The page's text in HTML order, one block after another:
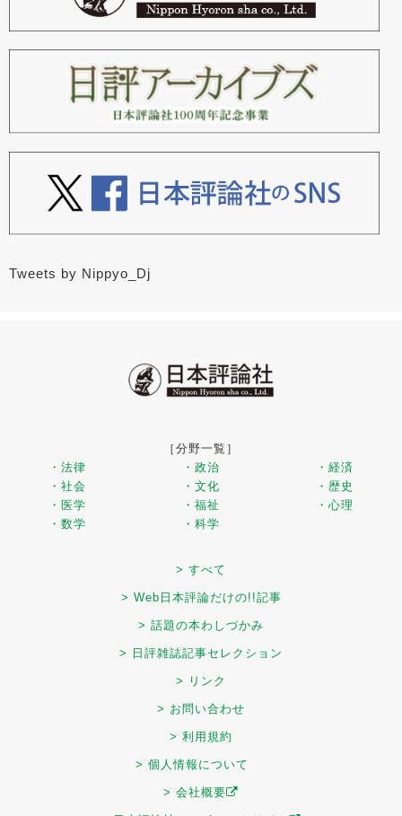
Tweets by Nippyo_Dj
［分野一覧］
・法律
・政治
・経済
・社会
・文化
・歴史
・医学
・福祉
・心理
・数学
・科学
> すべて
> Web日本評論だけの!!記事
> 話題の本わしづかみ
> 日評雑誌記事セレクション
> リンク
> お問い合わせ
> 利用規約
> 個人情報について
> 会社概要